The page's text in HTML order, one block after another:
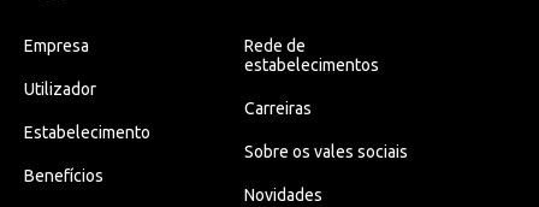
Empresa
Utilizador
Estabelecimento
Benefícios
Rede de
estabelecimentos
Carreiras
Sobre os vales sociais
Novidades